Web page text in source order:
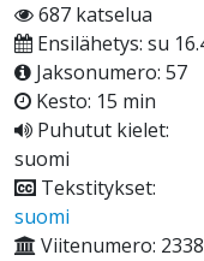
687 katselua
Ensilähetys: su
Jaksonumero: 57
Kesto: 15 min
Puhutut kielet:
suomi
Tekstitykset:
suomi
Viitenumero: 2338